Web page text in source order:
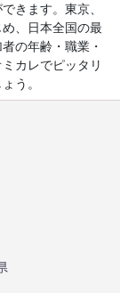
きます。東京、
、日本全国の最
の年齢・職業・
カレでピッタリ
う。